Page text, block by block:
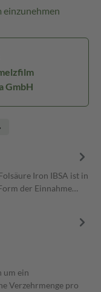
einzunehmen
GmbH
Iron IBSA ist in
der Einnahme…
um ein
Verzehrmenge pro